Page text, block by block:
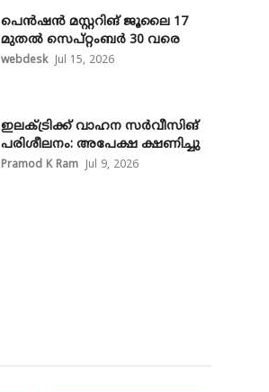
പെൻഷൻ മസ്റ്ററിങ് ജൂലൈ 17
മുതൽ സെപ്റ്റംബർ 30 വരെ
webdesk Jul 15, 2026
ഇലക്ട്രിക്ക് വാഹന സർവീസിങ്
പരിശീലനം: അപേക്ഷ ക്ഷണിച്ചു
Pramod K Ram Jul 9, 2026